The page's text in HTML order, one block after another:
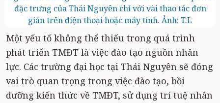
đặc trưng của Thái Nguyên chỉ với vài thao tác đơn
giản trên điện thoại hoặc máy tính. Ảnh: T.L
Một yếu tố không thể thiếu trong quá trình
phát triển TMĐT là việc đào tạo nguồn nhân
lực. Các trường đại học tại Thái Nguyên sẽ đóng
vai trò quan trọng trong việc đào tạo, bồi
dưỡng kiến thức về TMĐT, sử dụng trí tuệ nhân